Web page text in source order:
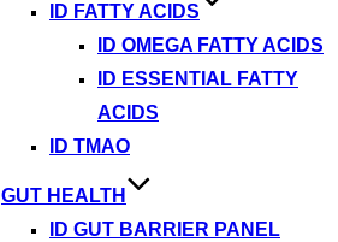
ID FATTY ACIDS
ID OMEGA FATTY ACIDS
ID ESSENTIAL FATTY
ACIDS
ID TMAO
GUT HEALTH
ID GUT BARRIER PANEL